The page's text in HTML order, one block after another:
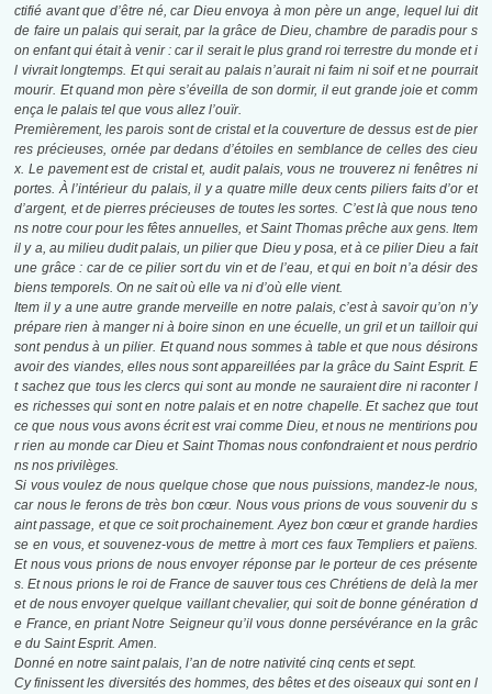
ctifié avant que d’être né, car Dieu envoya à mon père un ange, lequel lui dit
de faire un palais qui serait, par la grâce de Dieu, chambre de paradis pour s
on enfant qui était à venir : car il serait le plus grand roi terrestre du monde et i
l vivrait longtemps. Et qui serait au palais n’aurait ni faim ni soif et ne pourrait
mourir. Et quand mon père s’éveilla de son dormir, il eut grande joie et comm
ença le palais tel que vous allez l’ouïr.
Premièrement, les parois sont de cristal et la couverture de dessus est de pier
res précieuses, ornée par dedans d’étoiles en semblance de celles des cieu
x. Le pavement est de cristal et, audit palais, vous ne trouverez ni fenêtres ni
portes. À l’intérieur du palais, il y a quatre mille deux cents piliers faits d’or et
d’argent, et de pierres précieuses de toutes les sortes. C’est là que nous teno
ns notre cour pour les fêtes annuelles, et Saint Thomas prêche aux gens. Item
il y a, au milieu dudit palais, un pilier que Dieu y posa, et à ce pilier Dieu a fait
une grâce : car de ce pilier sort du vin et de l’eau, et qui en boit n’a désir des
biens temporels. On ne sait où elle va ni d’où elle vient.
Item il y a une autre grande merveille en notre palais, c’est à savoir qu’on n’y
prépare rien à manger ni à boire sinon en une écuelle, un gril et un tailloir qui
sont pendus à un pilier. Et quand nous sommes à table et que nous désirons
avoir des viandes, elles nous sont appareillées par la grâce du Saint Esprit. E
t sachez que tous les clercs qui sont au monde ne sauraient dire ni raconter l
es richesses qui sont en notre palais et en notre chapelle. Et sachez que tout
ce que nous vous avons écrit est vrai comme Dieu, et nous ne mentirions pou
r rien au monde car Dieu et Saint Thomas nous confondraient et nous perdrio
ns nos privilèges.
Si vous voulez de nous quelque chose que nous puissions, mandez-le nous,
car nous le ferons de très bon cœur. Nous vous prions de vous souvenir du s
aint passage, et que ce soit prochainement. Ayez bon cœur et grande hardies
se en vous, et souvenez-vous de mettre à mort ces faux Templiers et païens.
Et nous vous prions de nous envoyer réponse par le porteur de ces présente
s. Et nous prions le roi de France de sauver tous ces Chrétiens de delà la mer
et de nous envoyer quelque vaillant chevalier, qui soit de bonne génération d
e France, en priant Notre Seigneur qu’il vous donne persévérance en la grâc
e du Saint Esprit. Amen.
Donné en notre saint palais, l’an de notre nativité cinq cents et sept.
Cy finissent les diversités des hommes, des bêtes et des oiseaux qui sont en l